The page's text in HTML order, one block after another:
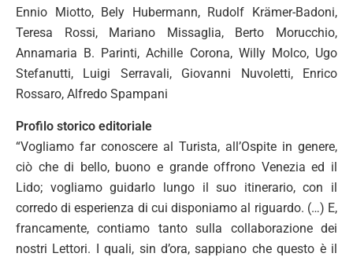
Ennio Miotto, Bely Hubermann, Rudolf Krämer-Badoni,
Teresa Rossi, Mariano Missaglia, Berto Morucchio,
Annamaria B. Parinti, Achille Corona, Willy Molco, Ugo
Stefanutti, Luigi Serravali, Giovanni Nuvoletti, Enrico
Rossaro, Alfredo Spampani
Profilo storico editoriale
“Vogliamo far conoscere al Turista, all’Ospite in genere,
ciò che di bello, buono e grande offrono Venezia ed il
Lido; vogliamo guidarlo lungo il suo itinerario, con il
corredo di esperienza di cui disponiamo al riguardo. (…) E,
francamente, contiamo tanto sulla collaborazione dei
nostri Lettori. I quali, sin d’ora, sappiano che questo è il